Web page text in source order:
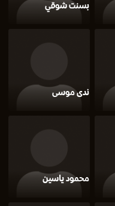
بسنت شوقي
ندى موسى
محمود ياسين